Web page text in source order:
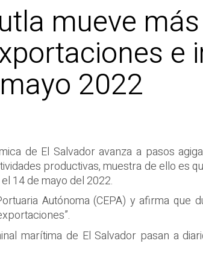
mueve
e
2022
de El Salvador avanza a pasos
productivas, muestra de ello es
14 de mayo del 2022.
Autónoma (CEPA) y afirma que
marítima de El Salvador pasan a